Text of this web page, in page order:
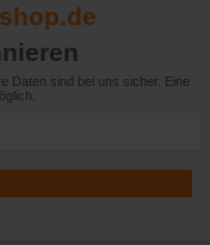
Daten sind bei uns sicher. Eine